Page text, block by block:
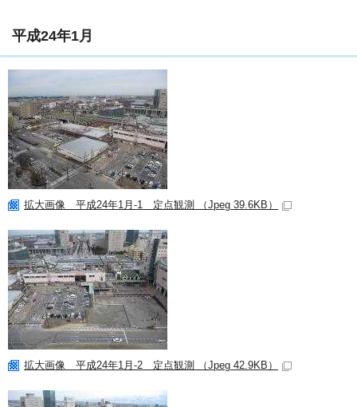
平成24年1月
拡大画像 平成24年1月-1 定点観測 （Jpeg 39.6KB）
拡大画像 平成24年1月-2 定点観測 （Jpeg 42.9KB）